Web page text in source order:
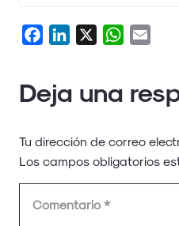
FacebookLinkedIn WhatsApp
Deja una
Tu dirección de correo
Los campos obligatorios